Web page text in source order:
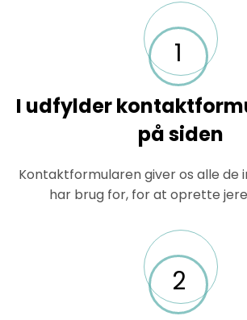
1
I udfylder
på siden
Kontaktformularen giver os alle de
har brug for, for at oprette
2